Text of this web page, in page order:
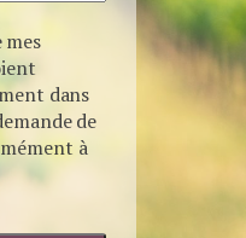
mes
dans
de
à